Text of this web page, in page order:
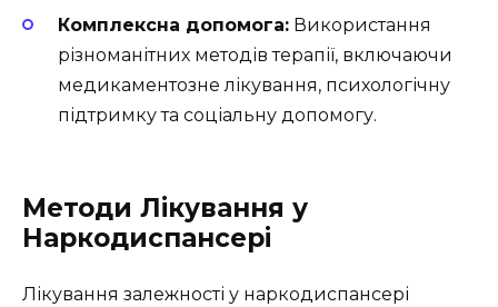
Комплексна допомога: Використання
різноманітних методів терапії, включаючи
медикаментозне лікування, психологічну
підтримку та соціальну допомогу.
Методи Лікування у
Наркодиспансері
Лікування залежності у наркодиспансері